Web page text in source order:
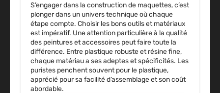
S’engager dans la construction de maquettes, c’est
plonger dans un univers technique où chaque
étape compte. Choisir les bons outils et matériaux
est impératif. Une attention particulière à la qualité
des peintures et accessoires peut faire toute la
différence. Entre plastique robuste et résine fine,
chaque matériau a ses adeptes et spécificités. Les
puristes penchent souvent pour le plastique,
apprécié pour sa facilité d’assemblage et son coût
abordable.